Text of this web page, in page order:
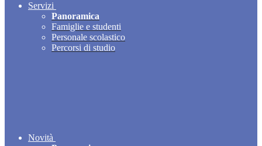
Servizi
Panoramica
Famiglie e studenti
Personale scolastico
Percorsi di studio
Novità